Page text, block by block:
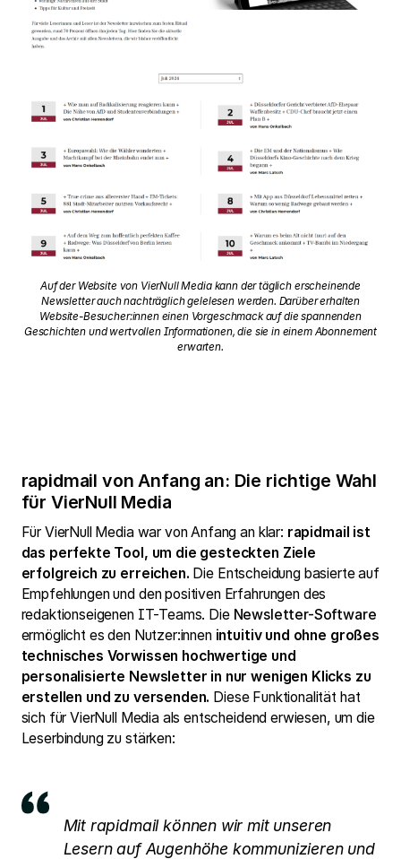
Auf der Website von VierNull Media kann der täglich erscheinende
Newsletter auch nachträglich gelelesen werden. Darüber erhalten
Website-Besucher:innen einen Vorgeschmack auf die spannenden
Geschichten und wertvollen Informationen, die sie in einem Abonnement
erwarten.
rapidmail von Anfang an: Die richtige Wahl
für VierNull Media
Für VierNull Media war von Anfang an klar: rapidmail ist
das perfekte Tool, um die gesteckten Ziele
erfolgreich zu erreichen. Die Entscheidung basierte auf
Empfehlungen und den positiven Erfahrungen des
redaktionseigenen IT-Teams. Die Newsletter-Software
ermöglicht es den Nutzer:innen intuitiv und ohne großes
technisches Vorwissen hochwertige und
personalisierte Newsletter in nur wenigen Klicks zu
erstellen und zu versenden. Diese Funktionalität hat
sich für VierNull Media als entscheidend erwiesen, um die
Leserbindung zu stärken:
Mit rapidmail können wir mit unseren
Lesern auf Augenhöhe kommunizieren und